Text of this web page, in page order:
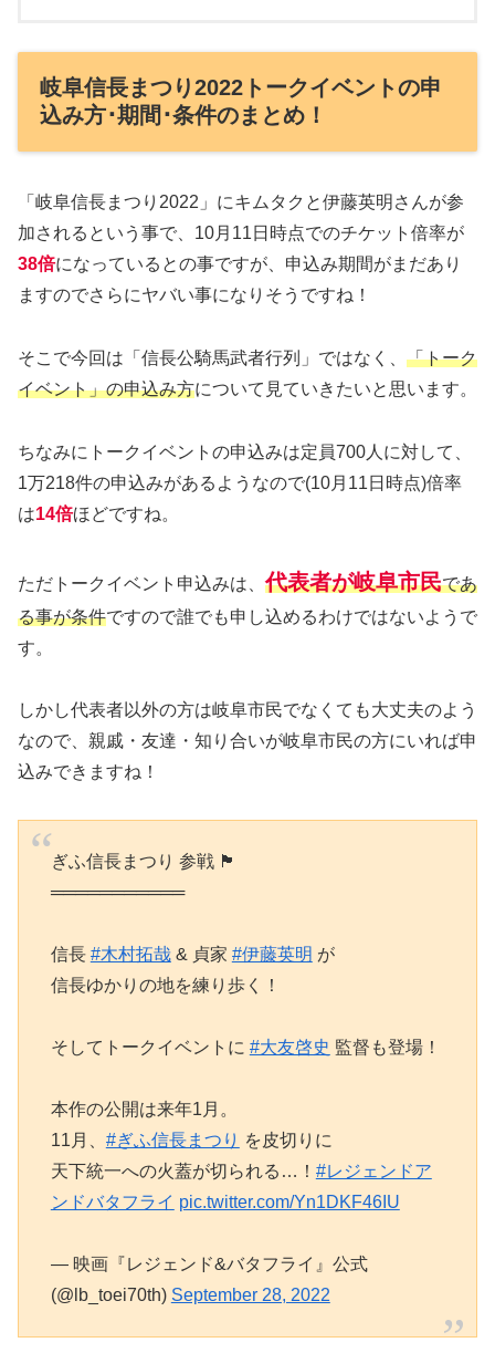
岐阜信長まつり2022トークイベントの申
込み方･期間･条件のまとめ！
「岐阜信長まつり2022」にキムタクと伊藤英明さんが参
加されるという事で、10月11日時点でのチケット倍率が
38倍になっているとの事ですが、申込み期間がまだあり
ますのでさらにヤバい事になりそうですね！
そこで今回は「信長公騎馬武者行列」ではなく、 「トーク
イベント」の申込み方について見ていきたいと思います。
ちなみにトークイベントの申込みは定員700人に対して、
1万218件の申込みがあるようなので(10月11日時点)倍率
は14倍ほどですね。
ただトークイベント申込みは、代表者が岐阜市民であ
る事が条件ですので誰でも申し込めるわけではないようで
す。
しかし代表者以外の方は岐阜市民でなくても大丈夫のよう
なので、親戚・友達・知り合いが岐阜市民の方にいれば申
込みできますね！
ぎふ信長まつり 参戦 🏴
═══════════
信長 #木村拓哉& 貞家 #伊藤英明 が
信長ゆかりの地を練り歩く！
そしてトークイベントに #大友啓史 監督も登場！
本作の公開は来年1月。
11月、 #ぎふ信長まつり を皮切りに
天下統一への火蓋が切られる…！ #レジェンドア
ンドバタフライ pic.twitter.com/Yn1DKF46IU
— 映画『レジェンド&バタフライ』公式
(@lb_toei70th) September 28, 2022